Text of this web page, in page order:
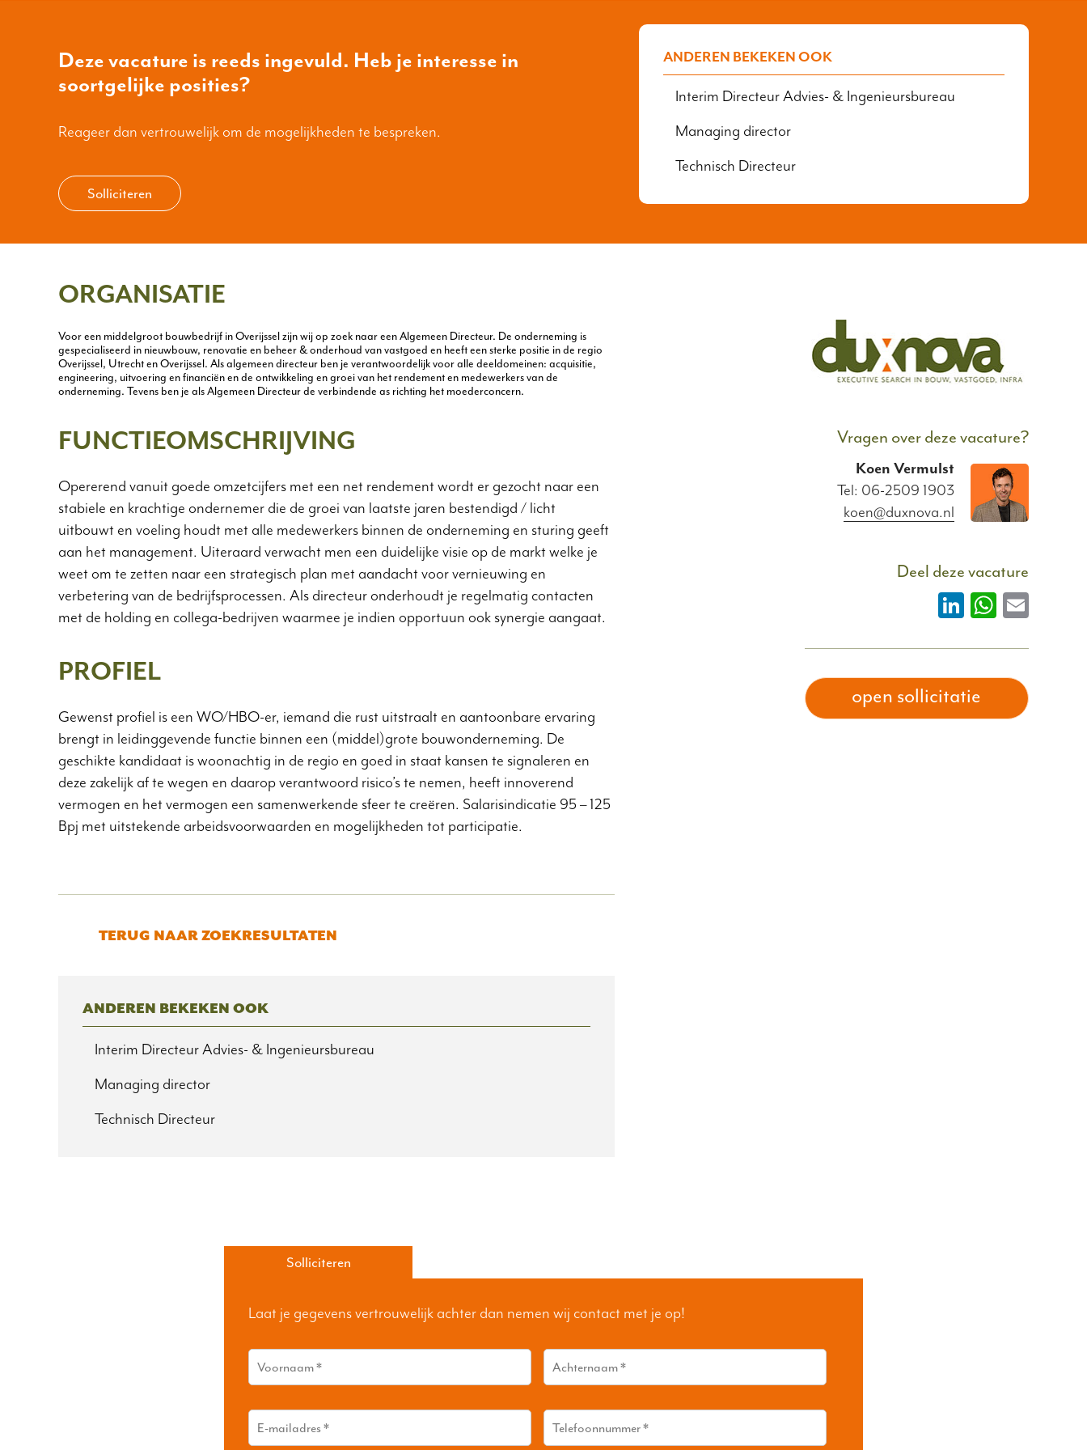
Deze vacature is reeds ingevuld. Heb je interesse in
soortgelijke posities?
Reageer dan vertrouwelijk om de mogelijkheden te bespreken.
Solliciteren
ANDEREN BEKEKEN OOK
Interim Directeur Advies- & Ingenieursbureau
Managing director
Technisch Directeur
ORGANISATIE
Voor een middelgroot bouwbedrijf in Overijssel zijn wij op zoek naar een Algemeen Directeur. De onderneming is
gespecialiseerd in nieuwbouw, renovatie en beheer & onderhoud van vastgoed en heeft een sterke positie in de regio
Overijssel, Utrecht en Overijssel. Als algemeen directeur ben je verantwoordelijk voor alle deeldomeinen: acquisitie,
engineering, uitvoering en financiën en de ontwikkeling en groei van het rendement en medewerkers van de
onderneming. Tevens ben je als Algemeen Directeur de verbindende as richting het moederconcern.
FUNCTIEOMSCHRIJVING
Opererend vanuit goede omzetcijfers met een net rendement wordt er gezocht naar een
stabiele en krachtige ondernemer die de groei van laatste jaren bestendigd / licht
uitbouwt en voeling houdt met alle medewerkers binnen de onderneming en sturing geeft
aan het management. Uiteraard verwacht men een duidelijke visie op de markt welke je
weet om te zetten naar een strategisch plan met aandacht voor vernieuwing en
verbetering van de bedrijfsprocessen. Als directeur onderhoudt je regelmatig contacten
met de holding en collega-bedrijven waarmee je indien opportuun ook synergie aangaat.
PROFIEL
Gewenst profiel is een WO/HBO-er, iemand die rust uitstraalt en aantoonbare ervaring
brengt in leidinggevende functie binnen een (middel)grote bouwonderneming. De
geschikte kandidaat is woonachtig in de regio en goed in staat kansen te signaleren en
deze zakelijk af te wegen en daarop verantwoord risico’s te nemen, heeft innoverend
vermogen en het vermogen een samenwerkende sfeer te creëren. Salarisindicatie 95 – 125
Bpj met uitstekende arbeidsvoorwaarden en mogelijkheden tot participatie.
TERUG NAAR ZOEKRESULTATEN
ANDEREN BEKEKEN OOK
Interim Directeur Advies- & Ingenieursbureau
Managing director
Technisch Directeur
Vragen over deze vacature?
Koen Vermulst
Tel: 06-2509 1903
koen@duxnova.nl
Deel deze vacature
LinkedInEmail
open sollicitatie
Solliciteren
Laat je gegevens vertrouwelijk achter dan nemen wij contact met je op!